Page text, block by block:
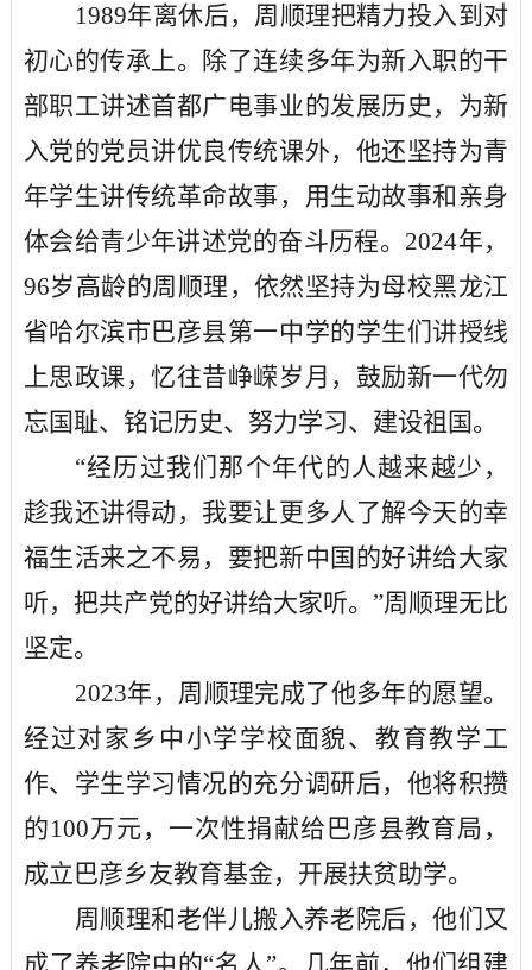
1989年离休后，周顺理把精力投入到对
初心的传承上。除了连续多年为新入职的干
部职工讲述首都广电事业的发展历史，为新
入党的党员讲优良传统课外，他还坚持为青
年学生讲传统革命故事，用生动故事和亲身
体会给青少年讲述党的奋斗历程。2024年，
96岁高龄的周顺理，依然坚持为母校黑龙江
省哈尔滨市巴彦县第一中学的学生们讲授线
上思政课，忆往昔峥嵘岁月，鼓励新一代勿
忘国耻、铭记历史、努力学习、建设祖国。
“经历过我们那个年代的人越来越少，
趁我还讲得动，我要让更多人了解今天的幸
福生活来之不易，要把新中国的好讲给大家
听，把共产党的好讲给大家听。”周顺理无比
坚定。
2023年，周顺理完成了他多年的愿望。
经过对家乡中小学学校面貌、教育教学工
作、学生学习情况的充分调研后，他将积攒
的100万元，一次性捐献给巴彦县教育局，
成立巴彦乡友教育基金，开展扶贫助学。
周顺理和老伴儿搬入养老院后，他们又
成了养老院中的“名人”。几年前，他们组建